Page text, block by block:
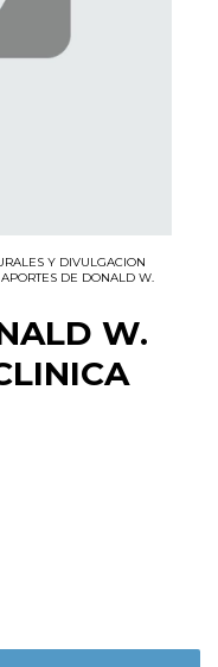
Y DIVULGACION
APORTES DE DONALD W.
W.